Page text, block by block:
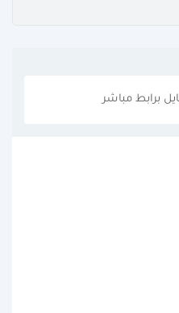
برابط مباشر